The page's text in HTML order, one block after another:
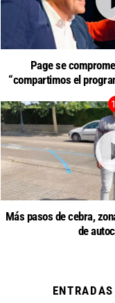
Page se
“compartimos el
Más pasos de cebra,
de